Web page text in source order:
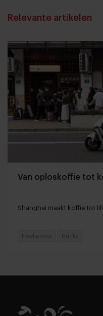
Relevante artikelen
Van oploskoffie tot
Shanghai maakt koffie tot
Foodservice Drinks